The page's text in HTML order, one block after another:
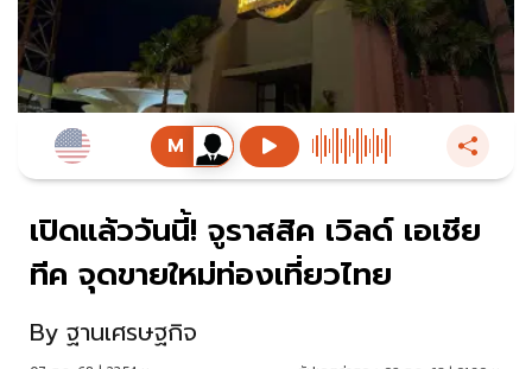
เปิดแล้ววันนี้! จูราสสิค เวิลด์ เอเชีย
ทีค จุดขายใหม่ท่องเที่ยวไทย
By ฐานเศรษฐกิจ